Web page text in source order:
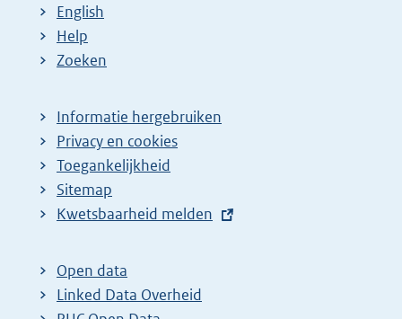
English
Help
Zoeken
Informatie hergebruiken
Privacy en cookies
Toegankelijkheid
Sitemap
E
t
e
r
Kwetsbaarheid melden
Open data
Linked Data Overheid